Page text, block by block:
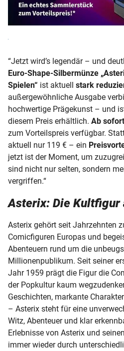
“Jetzt wird’s legendär – und
Euro‑Shape‑Silbermünze
Spielen“ ist aktuell stark
außergewöhnliche Ausgabe
hochwertige Prägekunst – und
diesem Preis erhältlich. Ab sofort
zum Vorteilspreis verfügbar.
aktuell nur 119 € – ein
jetzt ist der Moment, um
sind nicht nur selten, sondern
vergriffen.“
Asterix: Die Kultfigur
Asterix gehört seit Jahrzehnten
Comicfiguren Europas und
Abenteuern rund um die
Millionenpublikum. Seit seiner
Jahr 1959 prägt die Figur die
der Popkultur kaum
Geschichten, markante
– Asterix steht für eine
Witz, Abenteuer und klar
Erlebnisse von Asterix und
immer wieder durch